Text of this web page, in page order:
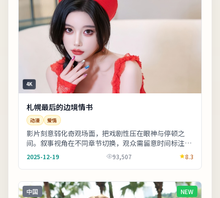
4K
札幌最后的边境情书
动漫 爱情
影片刻意弱化奇观场面，把戏剧性压在眼神与停顿之
间。叙事视角在不同章节切换，观众需留意时间标注以
免迷路。片尾字幕包含幕后花絮名单，影迷可向幕后岗
位...
2025-12-19 93,507 8.3
中国 NEW